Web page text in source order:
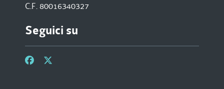
C.F. 80016340327
Seguici su